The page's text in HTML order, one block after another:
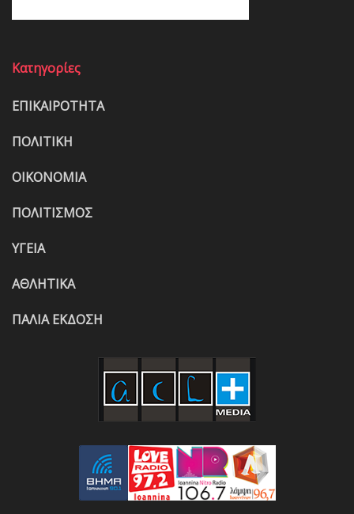
Κατηγορίες
ΕΠΙΚΑΙΡΟΤΗΤΑ
ΠΟΛΙΤΙΚΗ
ΟΙΚΟΝΟΜΙΑ
ΠΟΛΙΤΙΣΜΟΣ
ΥΓΕΙΑ
ΑΘΛΗΤΙΚΑ
ΠΑΛΙΑ ΕΚΔΟΣΗ